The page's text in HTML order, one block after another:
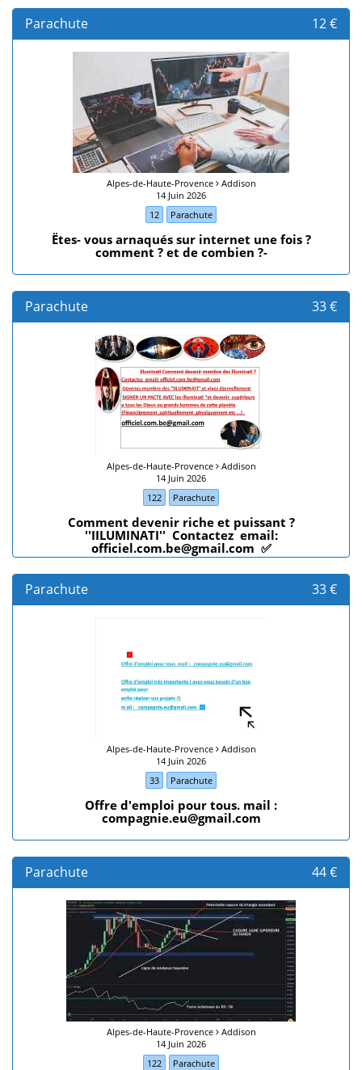
Parachute 12 €
Alpes-de-Haute-Provence Addison
14 Juin 2026
12
Parachute
Ëtes- vous arnaqués sur internet une fois ?
comment ? et de combien ?-
Parachute 33 €
Alpes-de-Haute-Provence Addison
14 Juin 2026
122
Parachute
Comment devenir riche et puissant ?
''IILUMINATI'' Contactez email:
officiel.com.be@gmail.com ✅
Parachute 33 €
Alpes-de-Haute-Provence Addison
14 Juin 2026
33
Parachute
Offre d'emploi pour tous. mail :
compagnie.eu@gmail.com
Parachute 44 €
Alpes-de-Haute-Provence Addison
14 Juin 2026
122
Parachute